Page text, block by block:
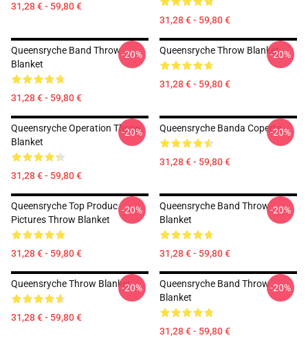
31,28 € - 59,80 €
31,28 € - 59,80 €
Queensryche Band Throw
Blanket
31,28 € - 59,80 €
-20% Queensryche Throw Blanket
31,28 € - 59,80 €
-20%
Queensryche Operation Throw
Blanket
31,28 € - 59,80 €
-20% Queensryche Banda Coperta
31,28 € - 59,80 €
-20%
Queensryche Top Produc
Pictures Throw Blanket
31,28 € - 59,80 €
-20%
Queensryche Band Throw
Blanket
31,28 € - 59,80 €
-20%
Queensryche Throw Blanket
31,28 € - 59,80 €
-20%
Queensryche Band Throw
Blanket
31,28 € - 59,80 €
-20%